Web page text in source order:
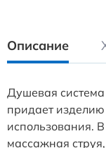
Описание
Душевая система
придает
использования.
массажная